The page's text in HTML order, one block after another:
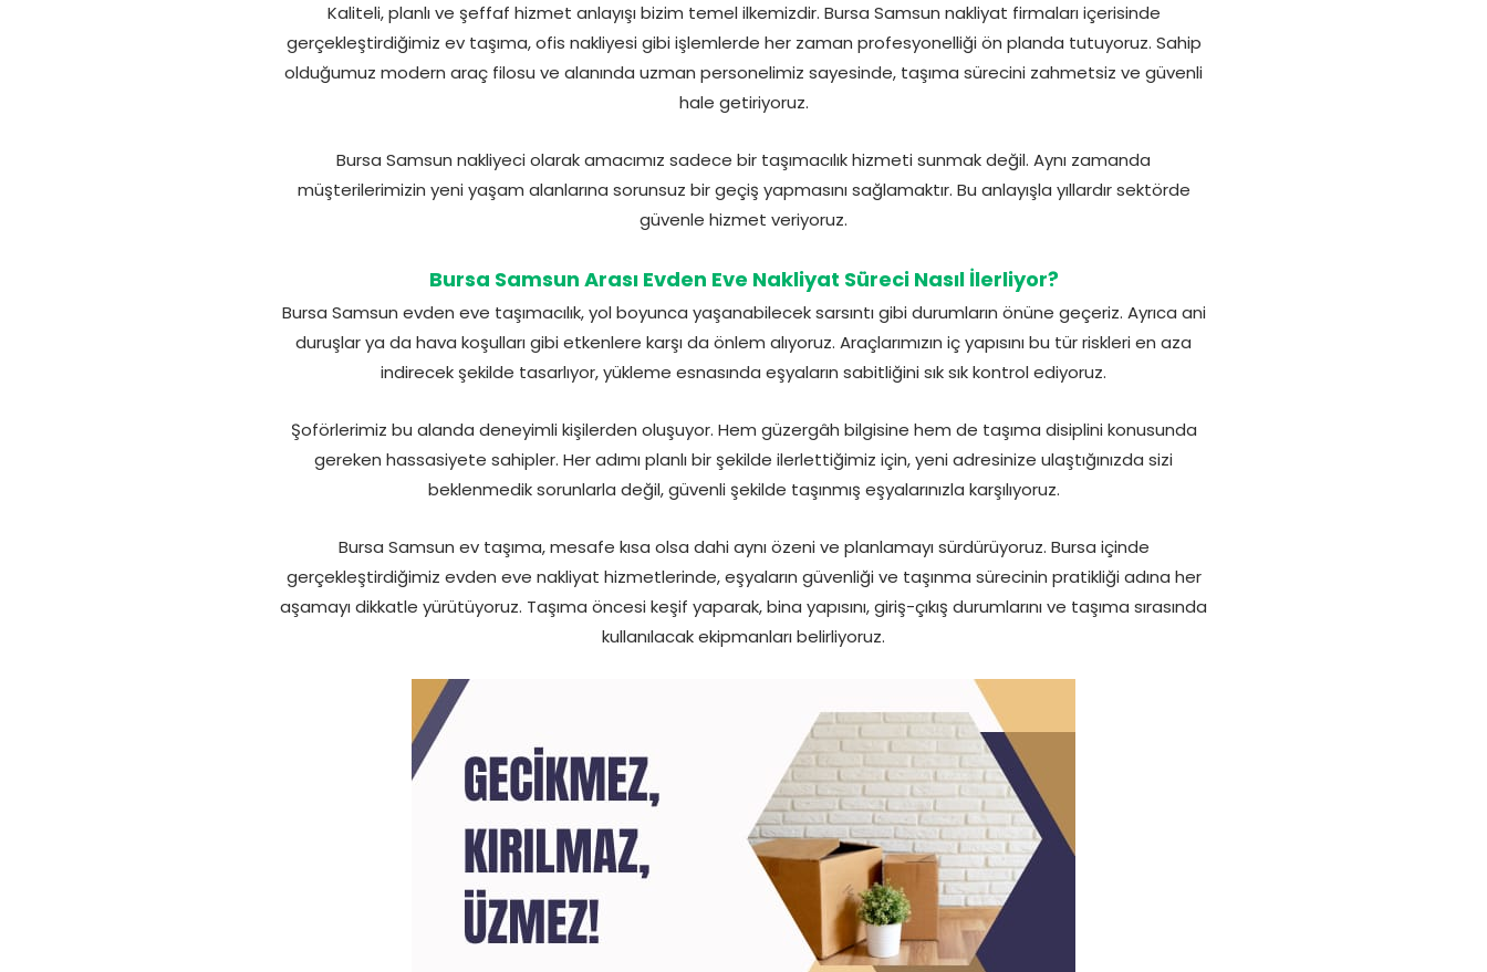
Kaliteli, planlı ve şeffaf hizmet anlayışı bizim temel ilkemizdir. Bursa Samsun nakliyat firmaları içerisinde
gerçekleştirdiğimiz ev taşıma, ofis nakliyesi gibi işlemlerde her zaman profesyonelliği ön planda tutuyoruz. Sahip
olduğumuz modern araç filosu ve alanında uzman personelimiz sayesinde, taşıma sürecini zahmetsiz ve güvenli
hale getiriyoruz.
Bursa Samsun nakliyeci olarak amacımız sadece bir taşımacılık hizmeti sunmak değil. Aynı zamanda
müşterilerimizin yeni yaşam alanlarına sorunsuz bir geçiş yapmasını sağlamaktır. Bu anlayışla yıllardır sektörde
güvenle hizmet veriyoruz.
Bursa Samsun Arası Evden Eve Nakliyat Süreci Nasıl İlerliyor?
Bursa Samsun evden eve taşımacılık, yol boyunca yaşanabilecek sarsıntı gibi durumların önüne geçeriz. Ayrıca ani
duruşlar ya da hava koşulları gibi etkenlere karşı da önlem alıyoruz. Araçlarımızın iç yapısını bu tür riskleri en aza
indirecek şekilde tasarlıyor, yükleme esnasında eşyaların sabitliğini sık sık kontrol ediyoruz.
Şoförlerimiz bu alanda deneyimli kişilerden oluşuyor. Hem güzergâh bilgisine hem de taşıma disiplini konusunda
gereken hassasiyete sahipler. Her adımı planlı bir şekilde ilerlettiğimiz için, yeni adresinize ulaştığınızda sizi
beklenmedik sorunlarla değil, güvenli şekilde taşınmış eşyalarınızla karşılıyoruz.
Bursa Samsun ev taşıma, mesafe kısa olsa dahi aynı özeni ve planlamayı sürdürüyoruz. Bursa içinde
gerçekleştirdiğimiz evden eve nakliyat hizmetlerinde, eşyaların güvenliği ve taşınma sürecinin pratikliği adına her
aşamayı dikkatle yürütüyoruz. Taşıma öncesi keşif yaparak, bina yapısını, giriş-çıkış durumlarını ve taşıma sırasında
kullanılacak ekipmanları belirliyoruz.